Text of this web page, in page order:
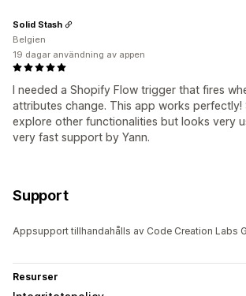
I needed a Shopify Flow trigger that fires
attributes change. This app works perfectly!
explore other functionalities but looks very
very fast support by Yann.
Solid Stash
Belgien
19 dagar användning av appen
Support
Appsupport tillhandahålls av Code Creation Labs
Resurser